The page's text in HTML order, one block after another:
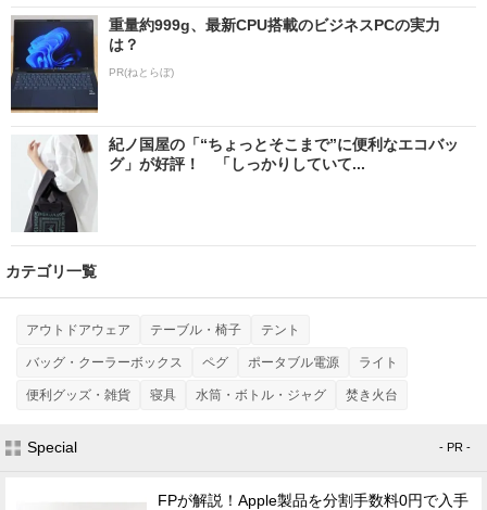
重量約999g、最新CPU搭載のビジネスPCの実力
は？
PR(ねとらぼ)
紀ノ国屋の「“ちょっとそこまで”に便利なエコバッ
グ」が好評！ 「しっかりしていて...
カテゴリ一覧
アウトドアウェア テーブル・椅子 テント
バッグ・クーラーボックス ペグ ポータブル電源 ライト
便利グッズ・雑貨 寝具 水筒・ボトル・ジャグ 焚き火台
Special - PR -
FPが解説！Apple製品を分割手数料0円で入手